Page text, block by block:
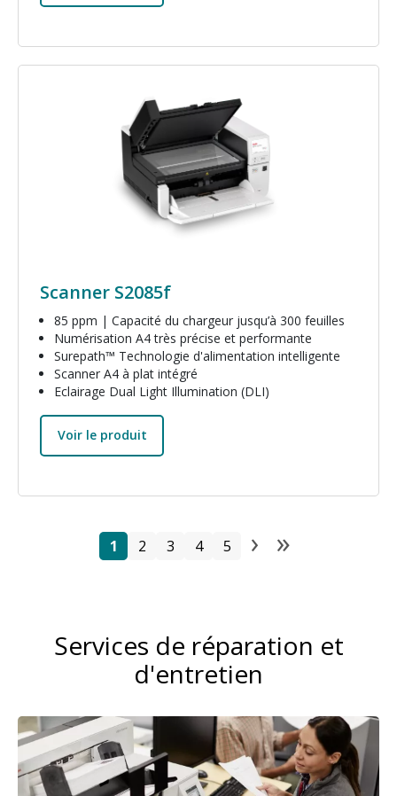
Image
Scanner S2085f
85 ppm | Capacité du chargeur jusqu’à 300 feuilles
Numérisation A4 très précise et performante
Surepath™ Technologie d'alimentation intelligente
Scanner A4 à plat intégré
Eclairage Dual Light Illumination (DLI)
Voir le produit
Pagination
Page
1 Page
2 Page
3 Page
4 Page
5 Next page
› Last
»
Services de réparation et
d'entretien